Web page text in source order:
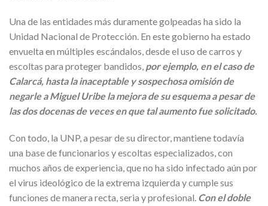
Una de las entidades más duramente golpeadas ha sido la
Unidad Nacional de Protección. En este gobierno ha estado
envuelta en múltiples escándalos, desde el uso de carros y
escoltas para proteger bandidos, por ejemplo, en el caso de
Calarcá, hasta la inaceptable y sospechosa omisión de
negarle a Miguel Uribe la mejora de su esquema a pesar de
las dos docenas de veces en que tal aumento fue solicitado.
Con todo, la UNP, a pesar de su director, mantiene todavía
una base de funcionarios y escoltas especializados, con
muchos años de experiencia, que no ha sido infectado aún por
el virus ideológico de la extrema izquierda y cumple sus
funciones de manera recta, seria y profesional. Con el doble